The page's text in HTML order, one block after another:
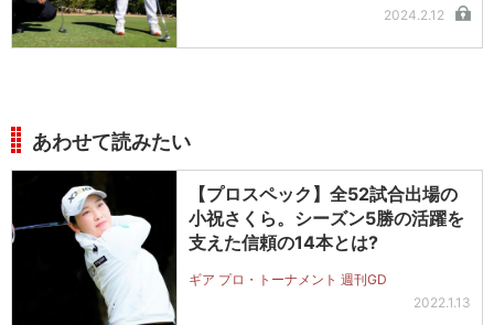
2024.2.12
あわせて読みたい
【プロスペック】全52試合出場の
小祝さくら。シーズン5勝の活躍を
支えた信頼の14本とは?
ギア プロ・トーナメント 週刊GD
2022.1.13